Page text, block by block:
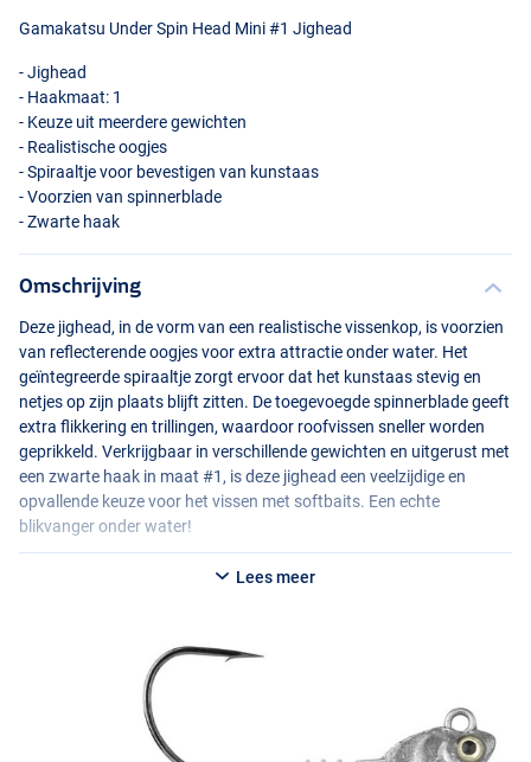
3.5g
Gamakatsu Under Spin Head Mini #1 Jighead
- Jighead
- Haakmaat: 1
- Keuze uit meerdere gewichten
- Realistische oogjes
- Spiraaltje voor bevestigen van kunstaas
- Voorzien van spinnerblade
- Zwarte haak
Omschrijving
Deze jighead, in de vorm van een realistische vissenkop, is voorzien
van reflecterende oogjes voor extra attractie onder water. Het
geïntegreerde spiraaltje zorgt ervoor dat het kunstaas stevig en
netjes op zijn plaats blijft zitten. De toegevoegde spinnerblade geeft
extra flikkering en trillingen, waardoor roofvissen sneller worden
geprikkeld. Verkrijgbaar in verschillende gewichten en uitgerust met
een zwarte haak in maat #1, is deze jighead een veelzijdige en
opvallende keuze voor het vissen met softbaits. Een echte
blikvanger onder water!
Lees meer